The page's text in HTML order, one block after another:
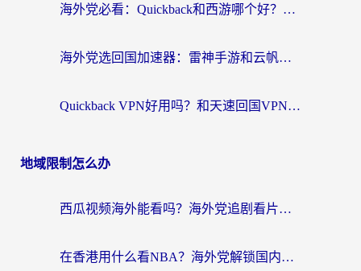
海外党必看：Quickback和西游哪个好？3个维度教你选对回国加速器
海外党选回国加速器：雷神手游和云帆哪个好？附3组对比+避坑指南
Quickback VPN好用吗？和天速回国VPN对比哪个回国效果更好？海外党必看的真实体验指南
地域限制怎么办
西瓜视频海外能看吗？海外党追剧看片的终极解决方案来了
在香港用什么看NBA？海外党解锁国内体育直播的终极攻略